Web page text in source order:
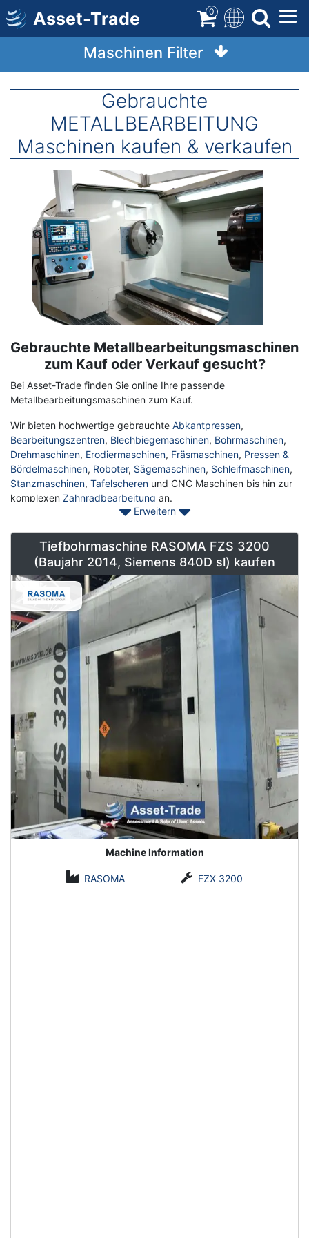
Direkt
zum
Inhalt
Asset-Trade 0
Maschinen Filter
Gebrauchte
METALLBEARBEITUNG
Maschinen kaufen & verkaufen
Term
Description
Gebrauchte Metallbearbeitungsmaschinen
zum Kauf oder Verkauf gesucht?
Bei Asset-Trade finden Sie online Ihre passende
Metallbearbeitungsmaschinen zum Kauf.
Wir bieten hochwertige gebrauchte Abkantpressen,
Bearbeitungszentren, Blechbiegemaschinen, Bohrmaschinen,
Drehmaschinen, Erodiermaschinen, Fräsmaschinen, Pressen &
Bördelmaschinen, Roboter, Sägemaschinen, Schleifmaschinen,
Stanzmaschinen, Tafelscheren und CNC Maschinen bis hin zur
komplexen Zahnradbearbeitung an.
gebrauchte Metallbearbeitungsmaschine zu finden und um Ihre
tägliche Produktion zu verbessern.
Für die professionelle Vermarktung Ihrer namhaften
Metallbearbeitungsmaschine kümmern sich unsere
Industriebewerter schnell und unkompliziert. Wir freuen uns auf
Ihren Anruf.
Erweitern
Tiefbohrmaschine RASOMA FZS 3200
(Baujahr 2014, Siemens 840D sl) kaufen
Machine Information
RASOMA FZX 3200